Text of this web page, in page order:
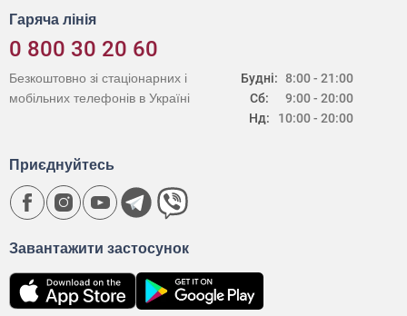
Гаряча лінія
0 800 30 20 60
Будні:
Сб:
Нд:
8:00 - 21:00
9:00 - 20:00
10:00 - 20:00
Безкоштовно зі стаціонарних і
мобільних телефонів в Україні
Завантажити застосунок
Приєднуйтесь